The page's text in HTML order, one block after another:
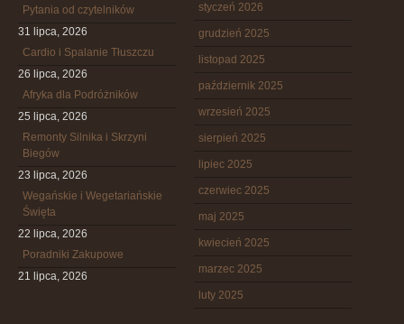
Pytania od czytelników
31 lipca, 2026
Cardio i Spalanie Tłuszczu
26 lipca, 2026
Afryka dla Podróżników
25 lipca, 2026
Remonty Silnika i Skrzyni
Biegów
23 lipca, 2026
Wegańskie i Wegetariańskie
Święta
22 lipca, 2026
Poradniki Zakupowe
21 lipca, 2026
styczeń 2026
grudzień 2025
listopad 2025
październik 2025
wrzesień 2025
sierpień 2025
lipiec 2025
czerwiec 2025
maj 2025
kwiecień 2025
marzec 2025
luty 2025